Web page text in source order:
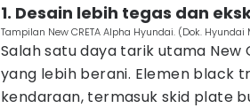
1. Desain lebih tegas dan
Tampilan New CRETA Alpha Hyundai. (Dok.
Salah satu daya tarik utama New
yang lebih berani. Elemen black
kendaraan, termasuk skid plate